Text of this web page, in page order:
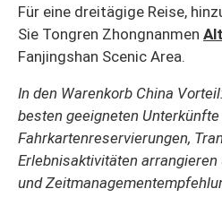
Für eine dreitägige Reise,
Sie Tongren Zhongnanmen
Fanjingshan Scenic Area.
In den Warenkorb China
besten geeigneten
Fahrkartenreservierungen,
Erlebnisaktivitäten
und